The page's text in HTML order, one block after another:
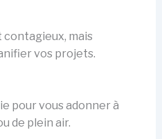
mais
vos projets.
pour vous adonner à
de plein air.